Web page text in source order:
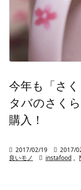
今年も「さ
タバのさく
購入！
 2017/02/19  2017/
良いモノ
 instafood ,